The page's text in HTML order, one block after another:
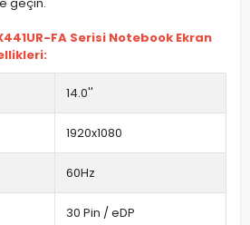
FA Serisi Notebook Ekran
14.0''
1920x1080
60Hz
30 Pin / eDP